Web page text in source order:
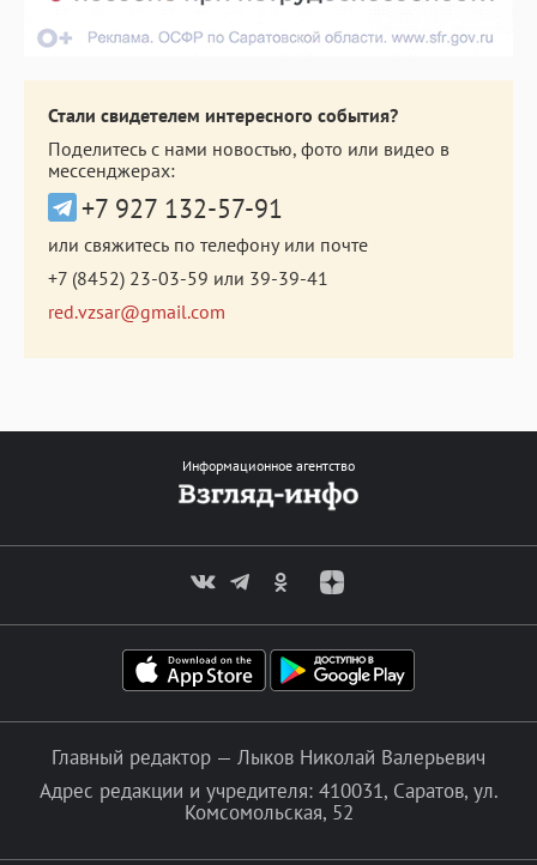
Стали свидетелем интересного события?
Поделитесь с нами новостью, фото или видео в
мессенджерах:
+7 927 132-57-91
или свяжитесь по телефону или почте
+7 (8452) 23-03-59 или 39-39-41
red.vzsar@gmail.com
Информационное агентство
Главный редактор — Лыков Николай Валерьевич
Адрес редакции и учредителя: 410031, Саратов, ул.
Комсомольская, 52